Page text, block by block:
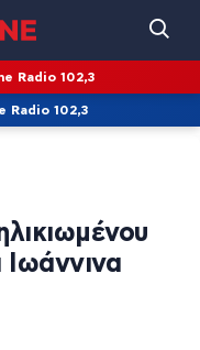
Radio 102,3
Radio 102,3
Ιωάννινα